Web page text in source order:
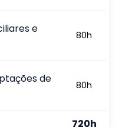
e
80h
de
80h
720h